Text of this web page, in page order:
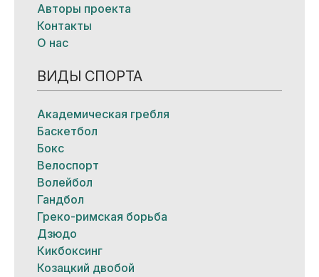
Авторы проекта
Контакты
О нас
ВИДЫ СПОРТА
Академическая гребля
Баскетбол
Бокс
Велоспорт
Волейбол
Гандбол
Греко-римская борьба
Дзюдо
Кикбоксинг
Козацкий двобой